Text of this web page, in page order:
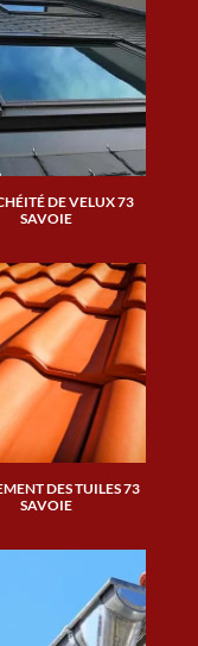
DE VELUX 73
SAVOIE
DES TUILES 73
SAVOIE